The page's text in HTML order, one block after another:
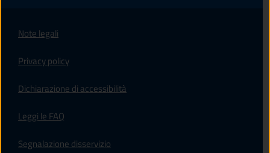
Note legali
Privacy policy
Dichiarazione di accessibilità
Leggi le FAQ
Segnalazione disservizio